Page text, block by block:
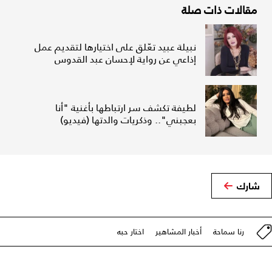
مقالات ذات صلة
نبيلة عبيد تعّلق على اختيارها لتقديم عمل
إذاعي عن رواية لإحسان عبد القدوس
لطيفة تكشف سر ارتباطها بأغنية "أنا
بعجبني".. وذكريات والدتها (فيديو)
شارك
رنا سماحة أخبار المشاهير اختار حبه